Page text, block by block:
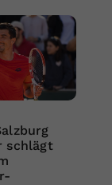
schlägt